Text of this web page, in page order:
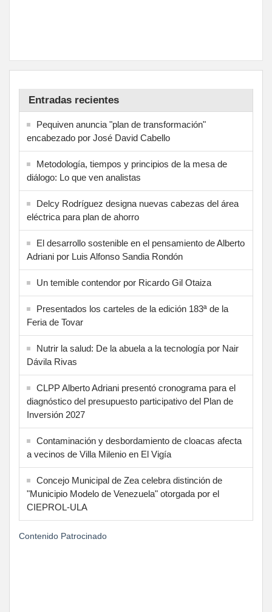
Entradas recientes
Pequiven anuncia "plan de transformación"
encabezado por José David Cabello
Metodología, tiempos y principios de la mesa de
diálogo: Lo que ven analistas
Delcy Rodríguez designa nuevas cabezas del área
eléctrica para plan de ahorro
El desarrollo sostenible en el pensamiento de Alberto
Adriani por Luis Alfonso Sandia Rondón
Un temible contendor por Ricardo Gil Otaiza
Presentados los carteles de la edición 183ª de la
Feria de Tovar
Nutrir la salud: De la abuela a la tecnología por Nair
Dávila Rivas
CLPP Alberto Adriani presentó cronograma para el
diagnóstico del presupuesto participativo del Plan de
Inversión 2027
Contaminación y desbordamiento de cloacas afecta
a vecinos de Villa Milenio en El Vigía
Concejo Municipal de Zea celebra distinción de
"Municipio Modelo de Venezuela" otorgada por el
CIEPROL-ULA
Contenido Patrocinado